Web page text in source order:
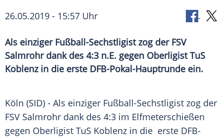
26.05.2019 - 15:57 Uhr
Als einziger Fußball-Sechstligist zog der FSV
Salmrohr dank des 4:3 n.E. gegen Oberligist TuS
Koblenz in die erste DFB-Pokal-Hauptrunde ein.
Köln (SID) - Als einziger Fußball-Sechstligist zog der
FSV Salmrohr dank des 4:3 im Elfmeterschießen
gegen Oberligist TuS Koblenz in die erste DFB-